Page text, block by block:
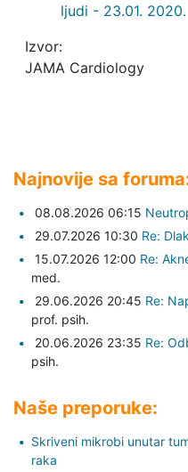
ljudi - 23.01. 2020.
Izvor:
JAMA Cardiology
Najnovije sa
08.08.2026 06:15
29.07.2026 10:30 Re:
15.07.2026 12:00 Re:
med.
29.06.2026 20:45 Re:
prof. psih.
20.06.2026 23:35 Re:
psih.
Naše preporuke:
Skriveni mikrobi unutar
raka